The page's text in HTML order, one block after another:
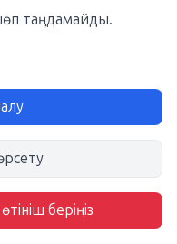
таңдамайды.
беріңіз